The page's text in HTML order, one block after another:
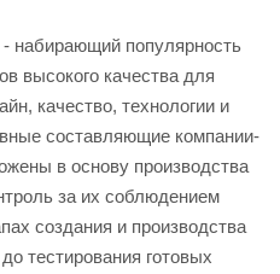
набирающий популярность
высокого качества для
качество, технологии и
составляющие компании-
в основу производства
за их соблюдением
создания и производства
тестирования готовых